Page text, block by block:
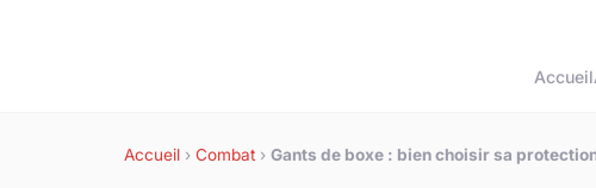
Accueil
Accueil › Combat › Gants de boxe : bien choisir sa